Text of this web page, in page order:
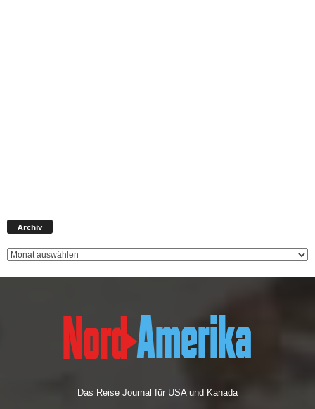
Archiv
Das Reise Journal für USA und Kanada